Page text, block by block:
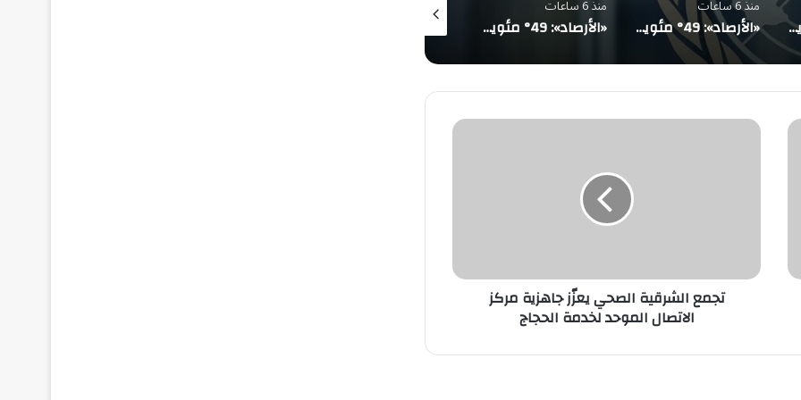
«الأرصاد»: 49° مئوية في الدمام وأمطار رعدية على 5 مناطق ورياح تثير الأتربة
منذ 6 ساعات
«الأرصاد»: 49° مئوية في الدمام وأمطار رعدية على 5 مناطق ورياح تثير الأتربة
منذ 6 ساعات
«الأرصاد»: 49° مئوية في الدمام وأمطار رعدية على 5 مناطق ورياح تثير الأتربة
منذ 6 ساعات
تجمع
لخدمة
تجمع الشرقية الصحي يعزّز جاهزية مركز
الاتصال الموحد لخدمة الحجاج